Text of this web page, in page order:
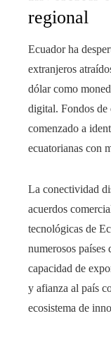
regional
Ecuador ha
extranjeros
dólar como
digital. Fondos de
comenzado a
ecuatorianas con
La conectividad
acuerdos
tecnológicas de
numerosos
capacidad de
y afianza al país
ecosistema de